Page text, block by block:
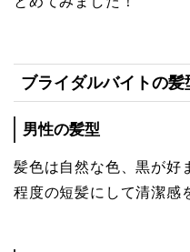
ブライダルバイトの髪
男性の髪型
髪色は自然な色、黒が好
程度の短髪にして清潔感